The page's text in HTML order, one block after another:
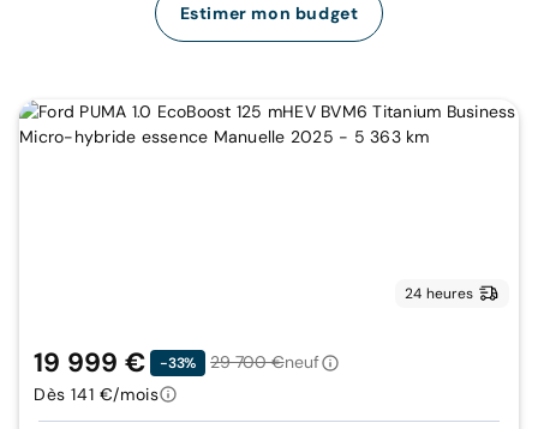
Estimer mon budget
24 heures
19 999 € -33% 29 700 €neuf
Dès 141 €/mois